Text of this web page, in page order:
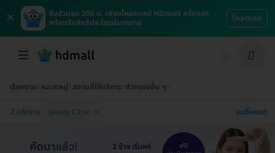
×
รับส่วนลด 200 บ. เพียงโหลดแอป HDmall ครั้งแรก
พร้อมรับสิทธิประโยชน์มากมาย
โหลดเลย
เรียงตาม หมวดหมู่ สถานที่ให้บริการ ตัวกรองอื่น ๆ
2 แพ็กเกจ Skinity Clinic ลบทั้งหมด